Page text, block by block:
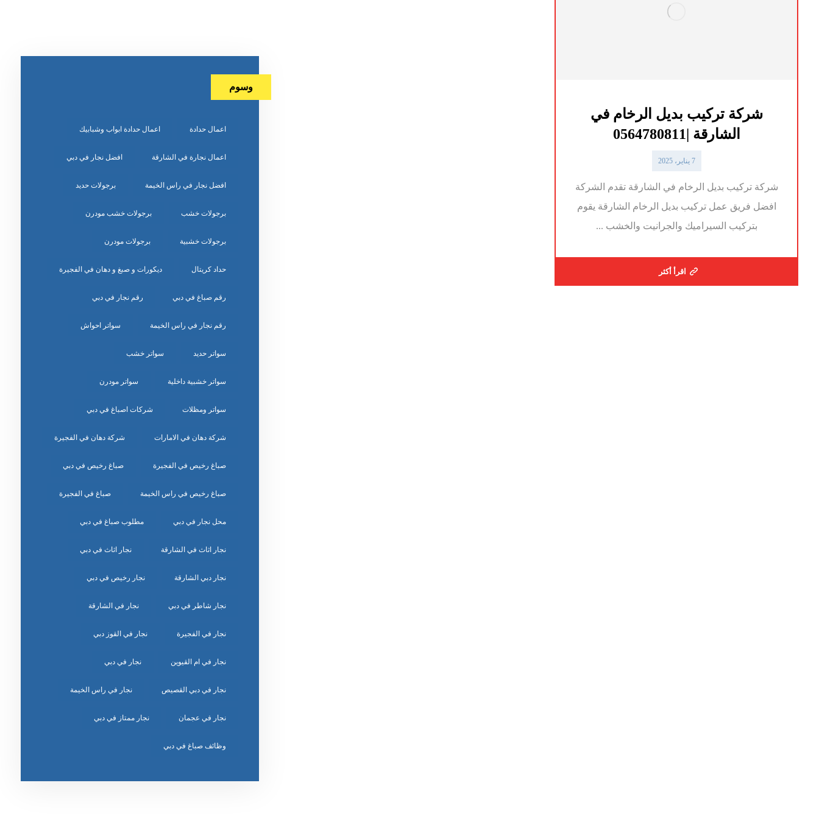
شركة تركيب بديل الرخام في
الشارقة |0564780811
7 يناير، 2025
شركة تركيب بديل الرخام في الشارقة تقدم الشركة
افضل فريق عمل تركيب بديل الرخام الشارقة يقوم
بتركيب السيراميك والجرانيت والخشب ...
اقرأ أكثر
وسوم
اعمال حدادة اعمال حدادة ابواب وشبابيك
اعمال نجارة في الشارقة افضل نجار في دبي
افضل نجار في راس الخيمة برجولات حديد
برجولات خشب برجولات خشب مودرن
برجولات خشبية برجولات مودرن
حداد كريتال ديكورات و صبغ و دهان في الفجيرة
رقم صباغ في دبي رقم نجار في دبي
رقم نجار في راس الخيمة سواتر احواش
سواتر حديد سواتر خشب
سواتر خشبية داخلية سواتر مودرن
سواتر ومظلات شركات اصباغ في دبي
شركة دهان في الامارات شركة دهان في الفجيرة
صباغ رخيص في الفجيرة صباغ رخيص في دبي
صباغ رخيص في راس الخيمة صباغ في الفجيرة
محل نجار في دبي مطلوب صباغ في دبي
نجار اثاث في الشارقة نجار اثاث في دبي
نجار دبي الشارقة نجار رخيص في دبي
نجار شاطر في دبي نجار في الشارقة
نجار في الفجيرة نجار في القوز دبي
نجار في ام القيوين نجار في دبي
نجار في دبي القصيص نجار في راس الخيمة
نجار في عجمان نجار ممتاز في دبي
وظائف صباغ في دبي